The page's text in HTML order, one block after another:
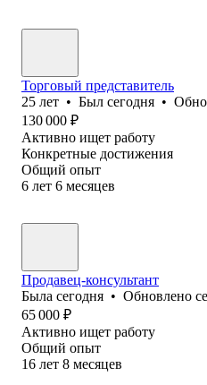
Торговый представитель
25 лет • Был сегодня •
130 000 ₽
Активно ищет работу
Конкретные достижения
Общий опыт
6 лет 6 месяцев
Продавец-консультант
Была сегодня • Обновлено
65 000 ₽
Активно ищет работу
Общий опыт
16 лет 8 месяцев